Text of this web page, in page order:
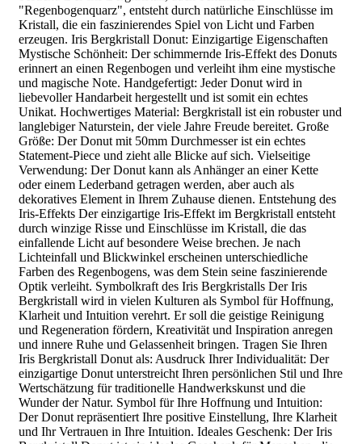
"Regenbogenquarz", entsteht durch natürliche Einschlüsse im
Kristall, die ein faszinierendes Spiel von Licht und Farben
erzeugen. Iris Bergkristall Donut: Einzigartige Eigenschaften
Mystische Schönheit: Der schimmernde Iris-Effekt des Donuts
erinnert an einen Regenbogen und verleiht ihm eine mystische
und magische Note. Handgefertigt: Jeder Donut wird in
liebevoller Handarbeit hergestellt und ist somit ein echtes
Unikat. Hochwertiges Material: Bergkristall ist ein robuster und
langlebiger Naturstein, der viele Jahre Freude bereitet. Große
Größe: Der Donut mit 50mm Durchmesser ist ein echtes
Statement-Piece und zieht alle Blicke auf sich. Vielseitige
Verwendung: Der Donut kann als Anhänger an einer Kette
oder einem Lederband getragen werden, aber auch als
dekoratives Element in Ihrem Zuhause dienen. Entstehung des
Iris-Effekts Der einzigartige Iris-Effekt im Bergkristall entsteht
durch winzige Risse und Einschlüsse im Kristall, die das
einfallende Licht auf besondere Weise brechen. Je nach
Lichteinfall und Blickwinkel erscheinen unterschiedliche
Farben des Regenbogens, was dem Stein seine faszinierende
Optik verleiht. Symbolkraft des Iris Bergkristalls Der Iris
Bergkristall wird in vielen Kulturen als Symbol für Hoffnung,
Klarheit und Intuition verehrt. Er soll die geistige Reinigung
und Regeneration fördern, Kreativität und Inspiration anregen
und innere Ruhe und Gelassenheit bringen. Tragen Sie Ihren
Iris Bergkristall Donut als: Ausdruck Ihrer Individualität: Der
einzigartige Donut unterstreicht Ihren persönlichen Stil und Ihre
Wertschätzung für traditionelle Handwerkskunst und die
Wunder der Natur. Symbol für Ihre Hoffnung und Intuition:
Der Donut repräsentiert Ihre positive Einstellung, Ihre Klarheit
und Ihr Vertrauen in Ihre Intuition. Ideales Geschenk: Der Iris